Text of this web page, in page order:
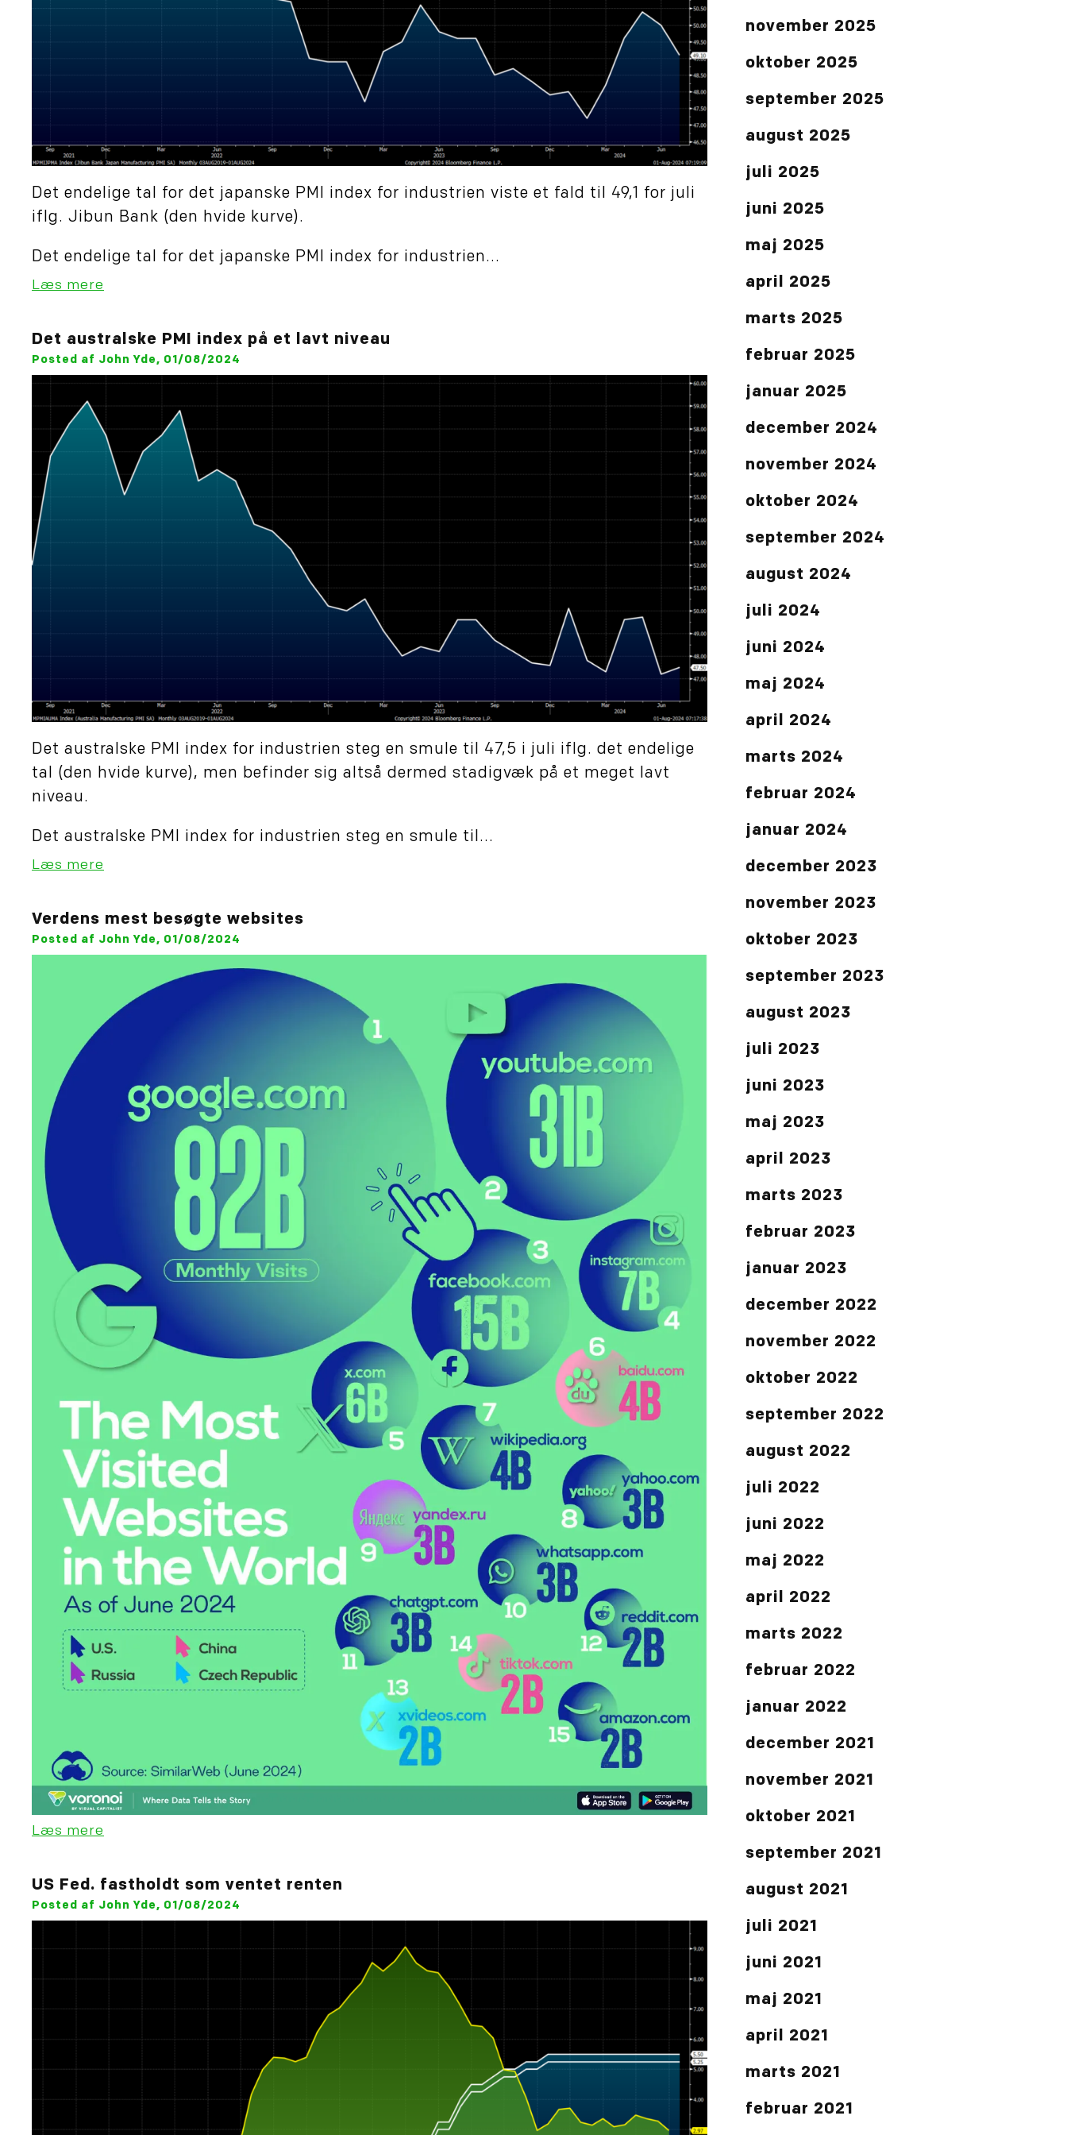
Det endelige tal for det japanske PMI index for industrien viste et fald til 49,1 for juli
iflg. Jibun Bank (den hvide kurve).
Det endelige tal for det japanske PMI index for industrien...
Læs mere
Det australske PMI index på et lavt niveau
Posted af John Yde, 01/08/2024
Det australske PMI index for industrien steg en smule til 47,5 i juli iflg. det endelige
tal (den hvide kurve), men befinder sig altså dermed stadigvæk på et meget lavt
niveau.
Det australske PMI index for industrien steg en smule til...
Læs mere
Verdens mest besøgte websites
Posted af John Yde, 01/08/2024
Læs mere
US Fed. fastholdt som ventet renten
Posted af John Yde, 01/08/2024
november 2025
oktober 2025
september 2025
august 2025
juli 2025
juni 2025
maj 2025
april 2025
marts 2025
februar 2025
januar 2025
december 2024
november 2024
oktober 2024
september 2024
august 2024
juli 2024
juni 2024
maj 2024
april 2024
marts 2024
februar 2024
januar 2024
december 2023
november 2023
oktober 2023
september 2023
august 2023
juli 2023
juni 2023
maj 2023
april 2023
marts 2023
februar 2023
januar 2023
december 2022
november 2022
oktober 2022
september 2022
august 2022
juli 2022
juni 2022
maj 2022
april 2022
marts 2022
februar 2022
januar 2022
december 2021
november 2021
oktober 2021
september 2021
august 2021
juli 2021
juni 2021
maj 2021
april 2021
marts 2021
februar 2021